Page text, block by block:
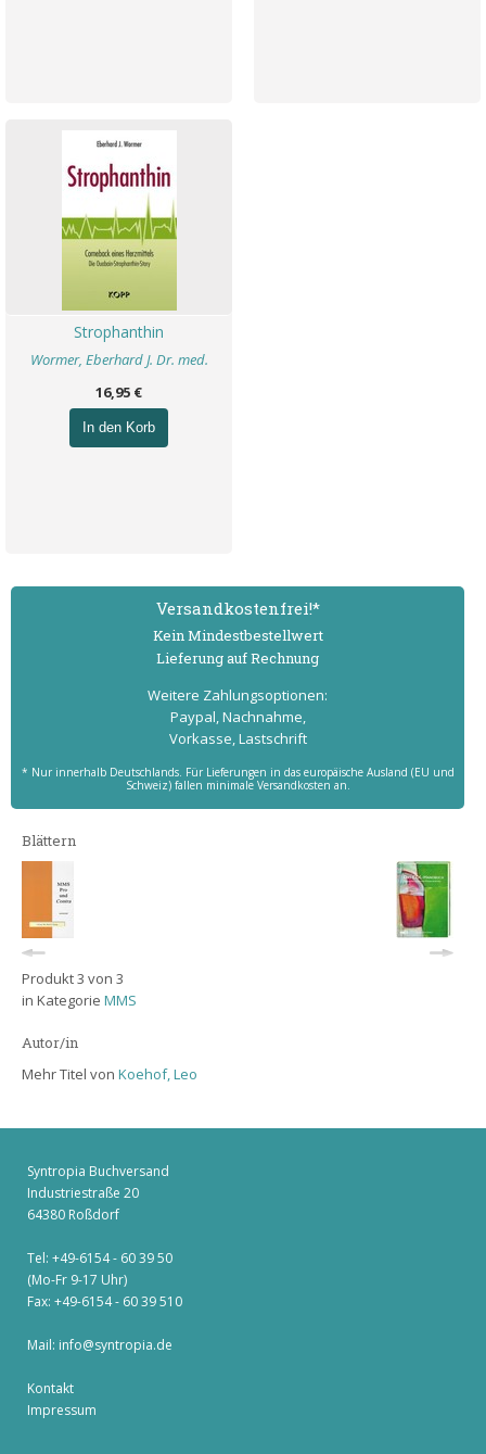
Strophanthin
Wormer, Eberhard J. Dr. med.
16,95 €
In den Korb
Versand­kostenfrei!*
Kein Mindest­bestell­wert
Lieferung auf Rechnung
Weitere Zahlungs­optionen:
Paypal, Nachnahme,
Vorkasse, Lastschrift
* Nur innerhalb Deutschlands. Für Lieferungen in das europäische Ausland (EU und
Schweiz) fallen minimale Versandkosten an.
Blättern
Produkt 3 von 3
in Kategorie MMS
Autor/in
Mehr Titel von Koehof, Leo
Syntropia Buchversand
Industriestraße 20
64380 Roßdorf
Tel: +49-6154 - 60 39 50
(Mo-Fr 9-17 Uhr)
Fax: +49-6154 - 60 39 510
Mail: info@syntropia.de
Kontakt
Impressum